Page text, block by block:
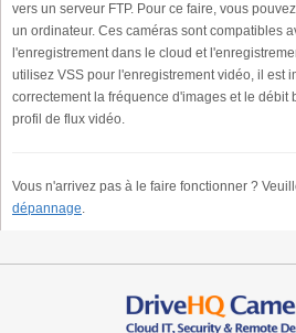
vers un serveur FTP. Pour ce faire, vous
un ordinateur. Ces caméras sont compatibles
l'enregistrement dans le cloud et
utilisez VSS pour l'enregistrement vidéo, il est
correctement la fréquence d'images et le débit
profil de flux vidéo.
Vous n'arrivez pas à le faire fonctionner ?
dépannage.